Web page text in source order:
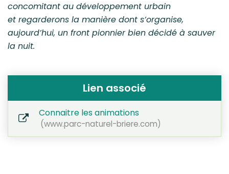
concomitant au développement urbain
et regarderons la manière dont s’organise,
aujourd’hui, un front pionnier bien décidé à sauver
la nuit.
Lien associé
Connaitre les animations
www.parc-naturel-briere.com